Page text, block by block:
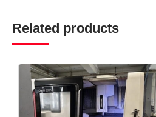
Related products